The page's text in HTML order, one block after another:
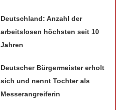
Deutschland: Anzahl der
arbeitslosen höchsten seit 10
Jahren
Deutscher Bürgermeister erholt
sich und nennt Tochter als
Messerangreiferin